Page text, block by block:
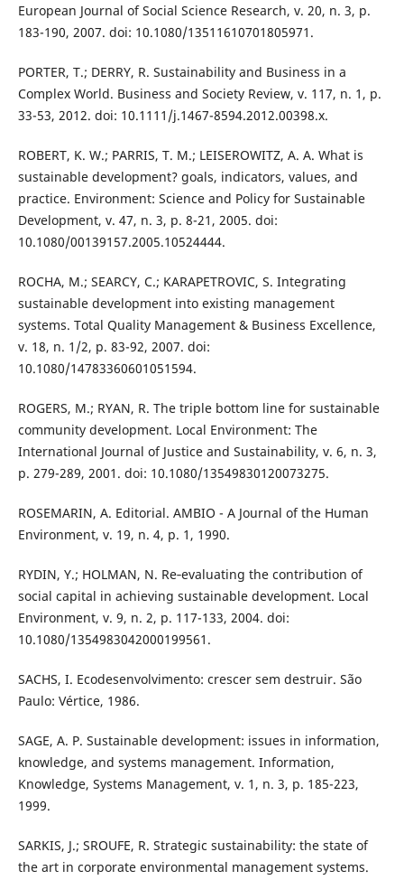
European Journal of Social Science Research, v. 20, n. 3, p.
183-190, 2007. doi: 10.1080/13511610701805971.
PORTER, T.; DERRY, R. Sustainability and Business in a
Complex World. Business and Society Review, v. 117, n. 1, p.
33-53, 2012. doi: 10.1111/j.1467-8594.2012.00398.x.
ROBERT, K. W.; PARRIS, T. M.; LEISEROWITZ, A. A. What is
sustainable development? goals, indicators, values, and
practice. Environment: Science and Policy for Sustainable
Development, v. 47, n. 3, p. 8-21, 2005. doi:
10.1080/00139157.2005.10524444.
ROCHA, M.; SEARCY, C.; KARAPETROVIC, S. Integrating
sustainable development into existing management
systems. Total Quality Management & Business Excellence,
v. 18, n. 1/2, p. 83-92, 2007. doi:
10.1080/14783360601051594.
ROGERS, M.; RYAN, R. The triple bottom line for sustainable
community development. Local Environment: The
International Journal of Justice and Sustainability, v. 6, n. 3,
p. 279-289, 2001. doi: 10.1080/13549830120073275.
ROSEMARIN, A. Editorial. AMBIO - A Journal of the Human
Environment, v. 19, n. 4, p. 1, 1990.
RYDIN, Y.; HOLMAN, N. Re‐evaluating the contribution of
social capital in achieving sustainable development. Local
Environment, v. 9, n. 2, p. 117-133, 2004. doi:
10.1080/1354983042000199561.
SACHS, I. Ecodesenvolvimento: crescer sem destruir. São
Paulo: Vértice, 1986.
SAGE, A. P. Sustainable development: issues in information,
knowledge, and systems management. Information,
Knowledge, Systems Management, v. 1, n. 3, p. 185-223,
1999.
SARKIS, J.; SROUFE, R. Strategic sustainability: the state of
the art in corporate environmental management systems.